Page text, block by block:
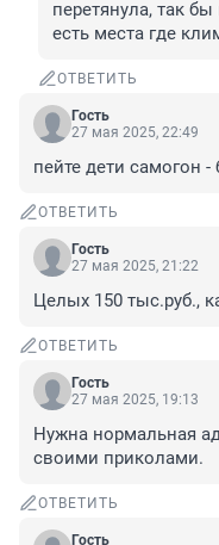
перетянула, так
есть места где
ОТВЕТИТЬ
Гость
27 мая 2025, 22:49
пейте дети самогон
ОТВЕТИТЬ
Гость
27 мая 2025, 21:22
Целых 150 тыс.руб.,
ОТВЕТИТЬ
Гость
27 мая 2025, 19:13
Нужна нормальная
своими приколами.
ОТВЕТИТЬ
Гость